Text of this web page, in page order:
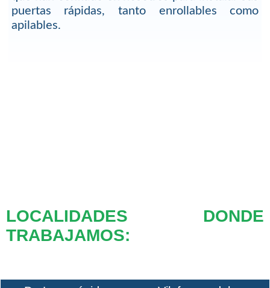
puertas rápidas, tanto enrollables como
apilables.
LOCALIDADES DONDE
TRABAJAMOS: